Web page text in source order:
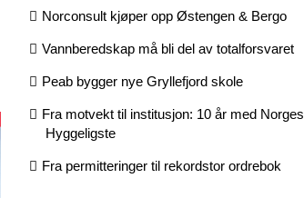
Norconsult kjøper opp Østengen & Bergo
Vannberedskap må bli del av totalforsvaret
Peab bygger nye Gryllefjord skole
Fra motvekt til institusjon: 10 år med Norges
Hyggeligste
Fra permitteringer til rekordstor ordrebok